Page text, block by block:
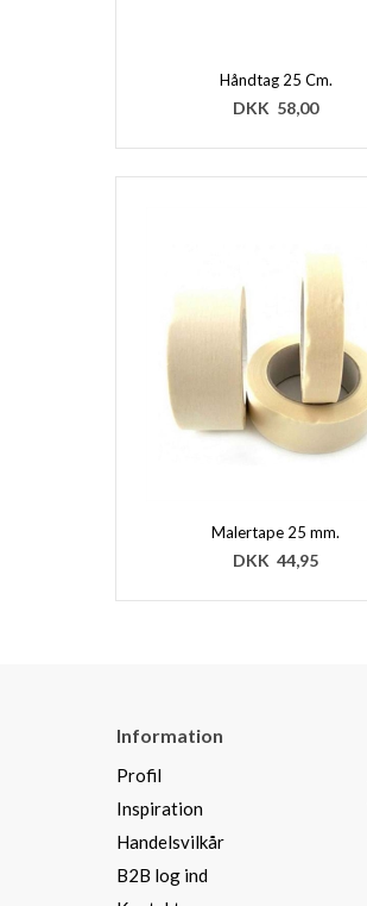
Håndtag 25 Cm.
DKK 58,00
Malertape 25 mm.
DKK44,95
Information
Profil
Inspiration
Handelsvilkår
B2B log ind